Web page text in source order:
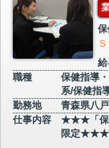
保
職種
保健指導
系/保健指
勤務地
青森県八
仕事内容
★★★「保
限定★★★